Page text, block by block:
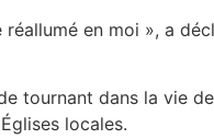
en moi », a
tournant dans la vie
locales.